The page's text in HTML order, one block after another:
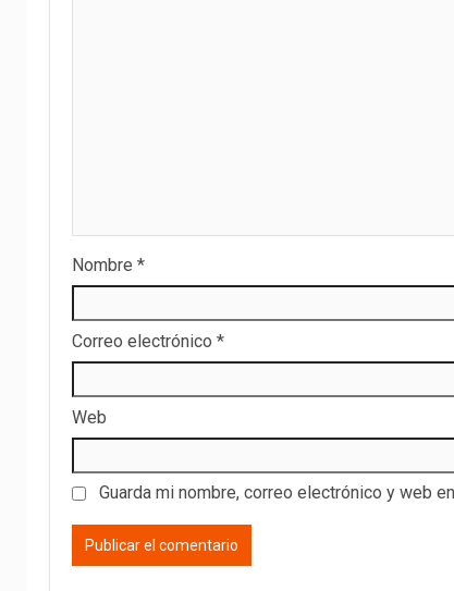
Nombre *
Correo electrónico *
Web
Guarda mi nombre, correo electrónico y web